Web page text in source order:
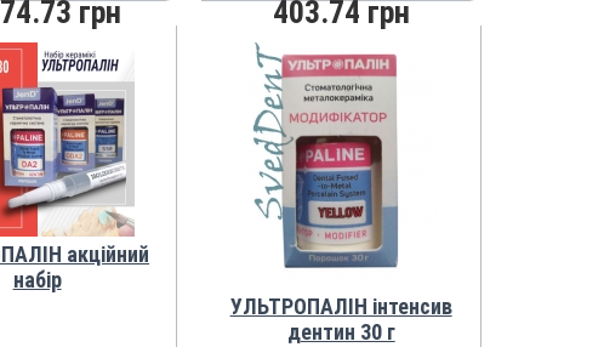
грн 403.74 грн
акційний
набір
УЛЬТРОПАЛІН інтенсив
дентин 30 г